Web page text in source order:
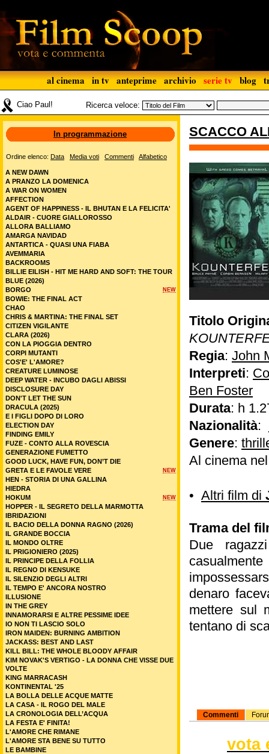
al cinema in tv anteprime archivio serie tv blog
Ciao Paul! Ricerca veloce:
SCACCO
Titolo
Regia: John
Interpreti:
Ben Foster
Durata: h
Nazionalità:
Genere:
Al cinema
• Altri film di
Trama del
Due
denaro
mettere sul
tentano di
Commenti
vota
In programmazione
Ordine elenco: Data Media voti Commenti Alfabetico
A NEW DAWN
A PRANZO LA DOMENICA
A WAR ON WOMEN
AFFECTION
AGENT OF HAPPINESS - IL BHUTAN E LA FELICITA'
ALDAIR - CUORE GIALLOROSSO
ALLORA BALLIAMO
AMARGA NAVIDAD
ANTARTICA - QUASI UNA FIABA
AVEMMARIA
BACKROOMS
BILLIE EILISH - HIT ME HARD AND SOFT: THE TOUR
BLUE (2026)
NEW
BORGO
BOWIE: THE FINAL ACT
CHAO
CHRIS & MARTINA: THE FINAL SET
CITIZEN VIGILANTE
CLARA (2026)
CON LA PIOGGIA DENTRO
CORPI MUTANTI
COS'E' L'AMORE?
CREATURE LUMINOSE
DEEP WATER - INCUBO DAGLI ABISSI
DISCLOSURE DAY
DON'T LET THE SUN
DRACULA (2025)
E I FIGLI DOPO DI LORO
ELECTION DAY
FINDING EMILY
FUZE - CONTO ALLA ROVESCIA
GENERAZIONE FUMETTO
GOOD LUCK, HAVE FUN, DON’T DIE
NEW
GRETA E LE FAVOLE VERE
HEN - STORIA DI UNA GALLINA
HIEDRA
NEW
HOKUM
HOPPER - IL SEGRETO DELLA MARMOTTA
IBRIDAZIONI
IL BACIO DELLA DONNA RAGNO (2026)
IL GRANDE BOCCIA
IL MONDO OLTRE
IL PRIGIONIERO (2025)
IL PRINCIPE DELLA FOLLIA
IL REGNO DI KENSUKE
IL SILENZIO DEGLI ALTRI
IL TEMPO E' ANCORA NOSTRO
ILLUSIONE
IN THE GREY
INNAMORARSI E ALTRE PESSIME IDEE
IO NON TI LASCIO SOLO
IRON MAIDEN: BURNING AMBITION
JACKASS: BEST AND LAST
KILL BILL: THE WHOLE BLOODY AFFAIR
KIM NOVAK'S VERTIGO - LA DONNA CHE VISSE DUE
VOLTE
KING MARRACASH
KONTINENTAL '25
LA BOLLA DELLE ACQUE MATTE
LA CASA - IL ROGO DEL MALE
LA CRONOLOGIA DELL’ACQUA
LA FESTA E' FINITA!
L'AMORE CHE RIMANE
L'AMORE STA BENE SU TUTTO
LE BAMBINE